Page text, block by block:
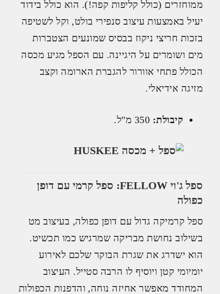
ממוחזרים (כולל קליפות קפה!). הוא כולל בידוד
יעיל באמצעות עיצוב סנפירי בולט, וקל לשטיפה
בזכות חריצי ניקוז בבסיס שמונעים הצטברות
מים ושומרים על היגיינה. עם הספל מגיע מכסה
הכולל פתחי אוורור להגברת הארומה וקצב
מזיגה אידיאלי.
קיבולת:350 מ"ל.
ספל ג'וי FELLOW: ספל קרמי עם דופן
כפולה
ספל קרמיקה גדול עם דופן כפולה, בעיצוב מט
בשילוב נחושת מבריקה שמרגיש כמו תכשיט.
הוא ישדרג את שגרת הבוקר שלכם לאירוע
יומיומי קטן ויוסיף לו הרבה סטייל. העיצוב
המחודד מאפשר אחיזה נוחה, והדפנות הכפולות